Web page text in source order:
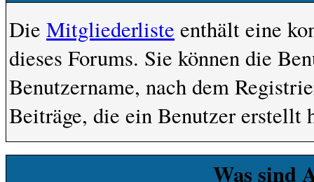
Die Mitgliederliste enthält eine
dieses Forums. Sie können die
Benutzername, nach dem
Beiträge, die ein Benutzer erstellt
Was sind